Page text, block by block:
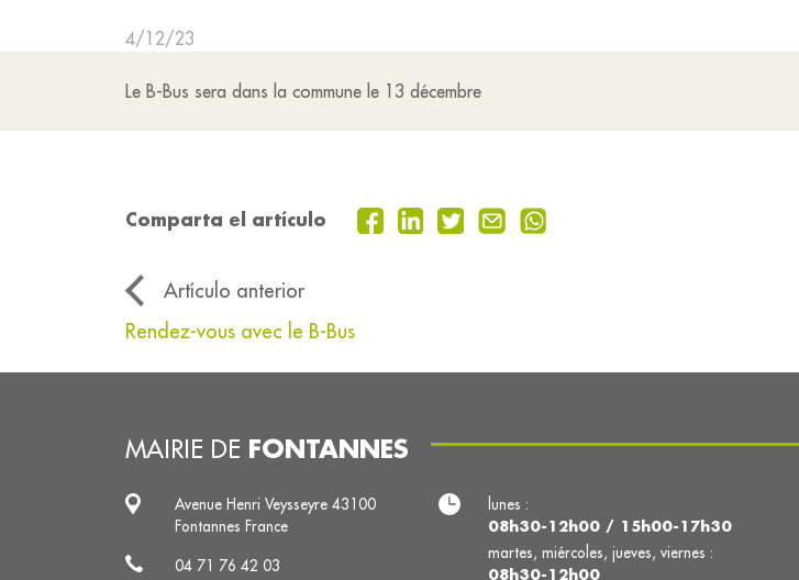
4/12/23
Le B-Bus sera dans la commune le 13 décembre
Comparta el artículo
Artículo anterior
Rendez-vous avec le B-Bus
MAIRIE DE FONTANNES
Avenue Henri Veysseyre 43100
Fontannes France
04 71 76 42 03
lunes :
08h30-12h00 / 15h00-17h30
martes, miércoles, jueves, viernes :
08h30-12h00